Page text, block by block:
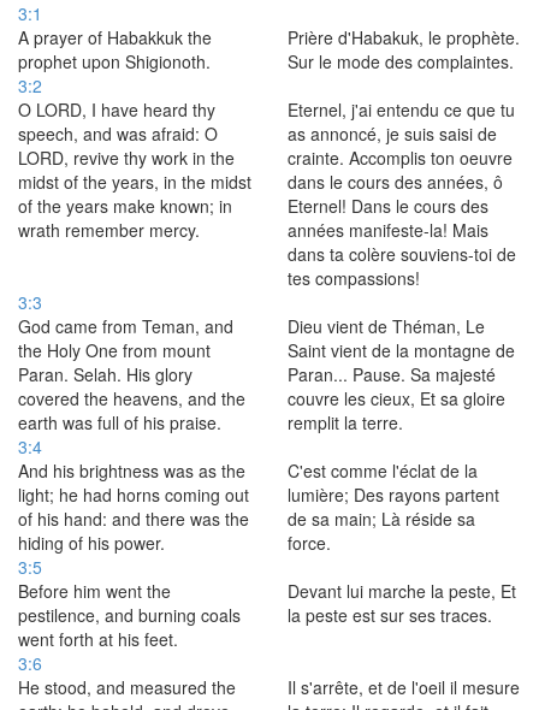
3:1
A prayer of Habakkuk the
prophet upon Shigionoth.
Prière d'Habakuk, le prophète.
Sur le mode des complaintes.
3:2
O LORD, I have heard thy
speech, and was afraid: O
LORD, revive thy work in the
midst of the years, in the midst
of the years make known; in
wrath remember mercy.
Eternel, j'ai entendu ce que tu
as annoncé, je suis saisi de
crainte. Accomplis ton oeuvre
dans le cours des années, ô
Eternel! Dans le cours des
années manifeste-la! Mais
dans ta colère souviens-toi de
tes compassions!
3:3
God came from Teman, and
the Holy One from mount
Paran. Selah. His glory
covered the heavens, and the
earth was full of his praise.
Dieu vient de Théman, Le
Saint vient de la montagne de
Paran... Pause. Sa majesté
couvre les cieux, Et sa gloire
remplit la terre.
3:4
And his brightness was as the
light; he had horns coming out
of his hand: and there was the
hiding of his power.
C'est comme l'éclat de la
lumière; Des rayons partent
de sa main; Là réside sa
force.
3:5
Before him went the
pestilence, and burning coals
went forth at his feet.
Devant lui marche la peste, Et
la peste est sur ses traces.
3:6
He stood, and measured the
Il s'arrête, et de l'oeil il mesure